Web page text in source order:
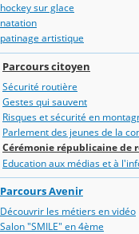
hockey sur glace
natation
patinage artistique
Parcours citoyen
Sécurité routière
Gestes qui sauvent
Risques et sécurité en
Parlement des jeunes de la
Cérémonie républicaine de
Education aux médias et à
Parcours Avenir
Découvrir les métiers en vidéo
Salon "SMILE" en 4ème